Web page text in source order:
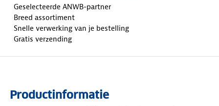
Geselecteerde ANWB-partner
Breed assortiment
Snelle verwerking van je bestelling
Gratis verzending
Productinformatie